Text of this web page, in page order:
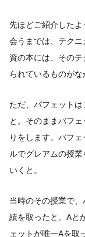
先ほどご紹介した
会うまでは、テク
資の本には、その
られているものがな
ただ、バフェット
と。そのままバフ
りをします。バフ
ルでグレアムの授
いくと。
当時のその授業で
績を取ったと。Aと
ェットが唯一Aを取